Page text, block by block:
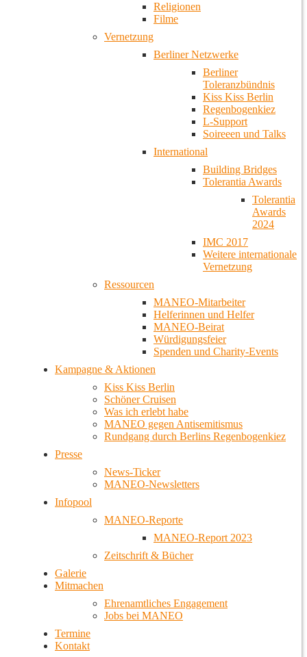
Religionen
Filme
Vernetzung
Berliner Netzwerke
Berliner
Toleranzbündnis
Kiss Kiss Berlin
Regenbogenkiez
L-Support
Soireeen und Talks
International
Building Bridges
Tolerantia Awards
Tolerantia
Awards
2024
IMC 2017
Weitere internationale
Vernetzung
Ressourcen
MANEO-Mitarbeiter
Helferinnen und Helfer
MANEO-Beirat
Würdigungsfeier
Spenden und Charity-Events
Kampagne & Aktionen
Kiss Kiss Berlin
Schöner Cruisen
Was ich erlebt habe
MANEO gegen Antisemitismus
Rundgang durch Berlins Regenbogenkiez
Presse
News-Ticker
MANEO-Newsletters
Infopool
MANEO-Reporte
MANEO-Report 2023
Zeitschrift & Bücher
Galerie
Mitmachen
Ehrenamtliches Engagement
Jobs bei MANEO
Termine
Kontakt